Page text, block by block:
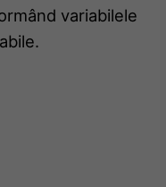
variabilele